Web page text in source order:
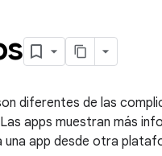
diferentes de las
apps muestran más
una app desde otra